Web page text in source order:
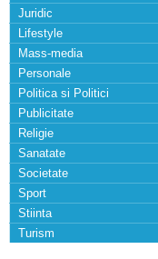
Juridic
Lifestyle
Mass-media
Personale
Politica si Politici
Publicitate
Religie
Sanatate
Societate
Sport
Stiinta
Turism